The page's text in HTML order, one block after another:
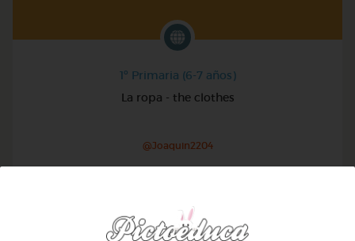
1º Primaria (6-7 años)
La ropa - the clothes
@Joaquin2204